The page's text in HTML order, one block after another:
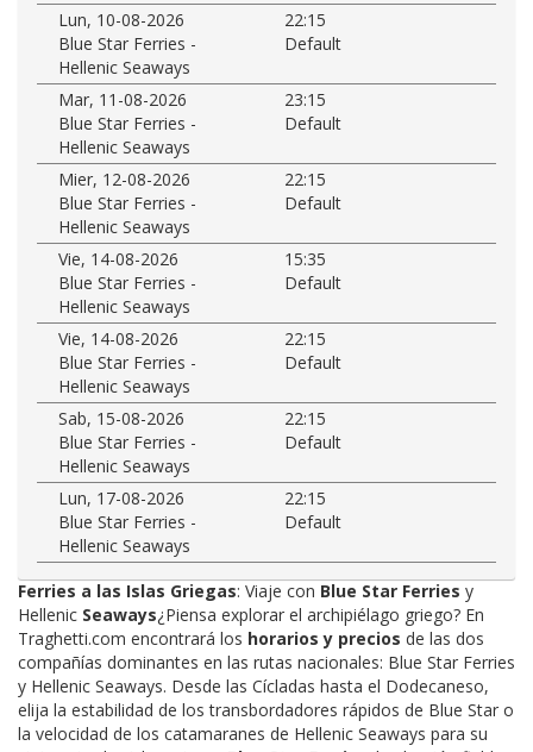
Lun, 10-08-2026
22:15
Blue Star Ferries -
Hellenic Seaways
Default
Mar, 11-08-2026
23:15
Blue Star Ferries -
Hellenic Seaways
Default
Mier, 12-08-2026
22:15
Blue Star Ferries -
Hellenic Seaways
Default
Vie, 14-08-2026
15:35
Blue Star Ferries -
Hellenic Seaways
Default
Vie, 14-08-2026
22:15
Blue Star Ferries -
Hellenic Seaways
Default
Sab, 15-08-2026
22:15
Blue Star Ferries -
Hellenic Seaways
Default
Lun, 17-08-2026
22:15
Blue Star Ferries -
Hellenic Seaways
Default
Ferries a las Islas Griegas: Viaje con Blue Star Ferries y
Hellenic Seaways¿Piensa explorar el archipiélago griego? En
Traghetti.com encontrará los horarios y precios de las dos
compañías dominantes en las rutas nacionales: Blue Star Ferries
y Hellenic Seaways. Desde las Cícladas hasta el Dodecaneso,
elija la estabilidad de los transbordadores rápidos de Blue Star o
la velocidad de los catamaranes de Hellenic Seaways para su